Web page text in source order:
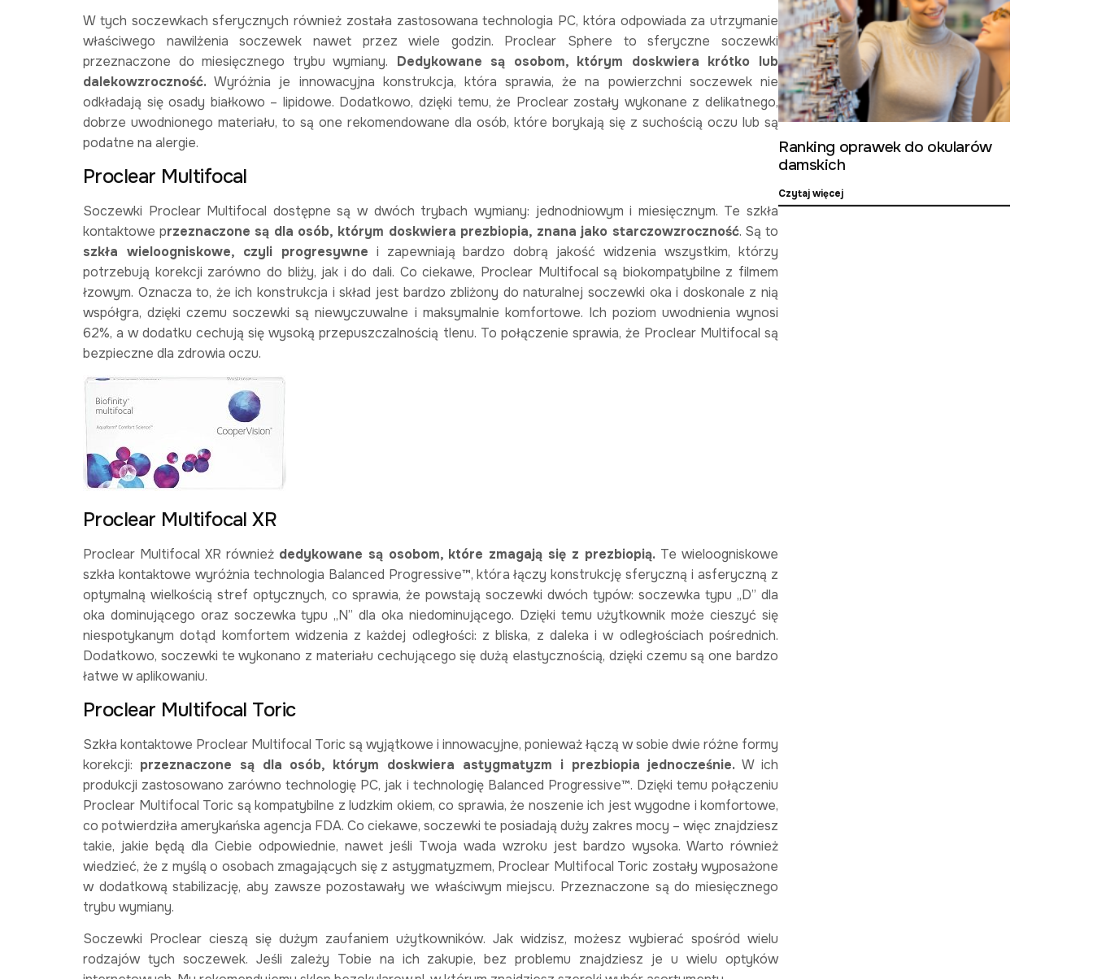
W tych soczewkach sferycznych również została zastosowana technologia PC, która odpowiada za utrzymanie
właściwego nawilżenia soczewek nawet przez wiele godzin. Proclear Sphere to sferyczne soczewki
przeznaczone do miesięcznego trybu wymiany. Dedykowane są osobom, którym doskwiera krótko lub
dalekowzroczność. Wyróżnia je innowacyjna konstrukcja, która sprawia, że na powierzchni soczewek nie
odkładają się osady białkowo – lipidowe. Dodatkowo, dzięki temu, że Proclear zostały wykonane z delikatnego,
dobrze uwodnionego materiału, to są one rekomendowane dla osób, które borykają się z suchością oczu lub są
podatne na alergie.
Proclear Multifocal
Soczewki Proclear Multifocal dostępne są w dwóch trybach wymiany: jednodniowym i miesięcznym. Te szkła
kontaktowe przeznaczone są dla osób, którym doskwiera prezbiopia, znana jako starczowzroczność. Są to
szkła wieloogniskowe, czyli progresywne i zapewniają bardzo dobrą jakość widzenia wszystkim, którzy
potrzebują korekcji zarówno do bliży, jak i do dali. Co ciekawe, Proclear Multifocal są biokompatybilne z filmem
łzowym. Oznacza to, że ich konstrukcja i skład jest bardzo zbliżony do naturalnej soczewki oka i doskonale z nią
współgra, dzięki czemu soczewki są niewyczuwalne i maksymalnie komfortowe. Ich poziom uwodnienia wynosi
62%, a w dodatku cechują się wysoką przepuszczalnością tlenu. To połączenie sprawia, że Proclear Multifocal są
bezpieczne dla zdrowia oczu.
Proclear Multifocal XR
Proclear Multifocal XR również dedykowane są osobom, które zmagają się z prezbiopią. Te wieloogniskowe
szkła kontaktowe wyróżnia technologia Balanced Progressive™, która łączy konstrukcję sferyczną i asferyczną z
optymalną wielkością stref optycznych, co sprawia, że powstają soczewki dwóch typów: soczewka typu „D” dla
oka dominującego oraz soczewka typu „N” dla oka niedominującego. Dzięki temu użytkownik może cieszyć się
niespotykanym dotąd komfortem widzenia z każdej odległości: z bliska, z daleka i w odległościach pośrednich.
Dodatkowo, soczewki te wykonano z materiału cechującego się dużą elastycznością, dzięki czemu są one bardzo
łatwe w aplikowaniu.
Proclear Multifocal Toric
Szkła kontaktowe Proclear Multifocal Toric są wyjątkowe i innowacyjne, ponieważ łączą w sobie dwie różne formy
korekcji: przeznaczone są dla osób, którym doskwiera astygmatyzm i prezbiopia jednocześnie. W ich
produkcji zastosowano zarówno technologię PC, jak i technologię Balanced Progressive™. Dzięki temu połączeniu
Proclear Multifocal Toric są kompatybilne z ludzkim okiem, co sprawia, że noszenie ich jest wygodne i komfortowe,
co potwierdziła amerykańska agencja FDA. Co ciekawe, soczewki te posiadają duży zakres mocy – więc znajdziesz
takie, jakie będą dla Ciebie odpowiednie, nawet jeśli Twoja wada wzroku jest bardzo wysoka. Warto również
wiedzieć, że z myślą o osobach zmagających się z astygmatyzmem, Proclear Multifocal Toric zostały wyposażone
w dodatkową stabilizację, aby zawsze pozostawały we właściwym miejscu. Przeznaczone są do miesięcznego
trybu wymiany.
Soczewki Proclear cieszą się dużym zaufaniem użytkowników. Jak widzisz, możesz wybierać spośród wielu
rodzajów tych soczewek. Jeśli zależy Tobie na ich zakupie, bez problemu znajdziesz je u wielu optyków
Ranking oprawek do okularów
damskich
Czytaj więcej